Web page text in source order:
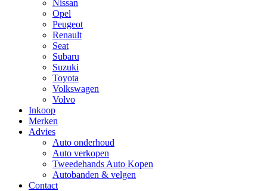
Nissan
Opel
Peugeot
Renault
Seat
Subaru
Suzuki
Toyota
Volkswagen
Volvo
Inkoop
Merken
Advies
Auto onderhoud
Auto verkopen
Tweedehands Auto Kopen
Autobanden & velgen
Contact